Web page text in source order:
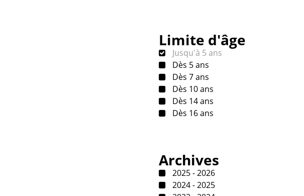
Limite d'âge
Jusqu'à 5 ans
Dès 5 ans
Dès 7 ans
Dès 10 ans
Dès 14 ans
Dès 16 ans
Archives
2025 - 2026
2024 - 2025